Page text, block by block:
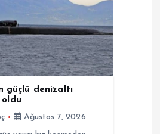
güçlü denizaltı
oldu
Ağustos 7, 2026